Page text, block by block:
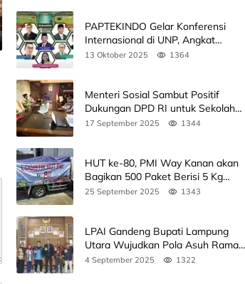
PAPTEKINDO Gelar Konferensi
Internasional di UNP, Angkat
Kolaborasi Pendidikan Vokasi,
13 Oktober 2025 1364
Menteri Sosial Sambut Positif
Dukungan DPD RI untuk Sekolah
Rakyat
17 September 2025 1344
HUT ke-80, PMI Way Kanan akan
Bagikan 500 Paket Berisi 5 Kg
Beras
25 September 2025 1343
LPAI Gandeng Bupati Lampung
Utara Wujudkan Pola Asuh Ramah
Anak Lewat Seminar Kak Seto, Ini
4 September 2025 1322